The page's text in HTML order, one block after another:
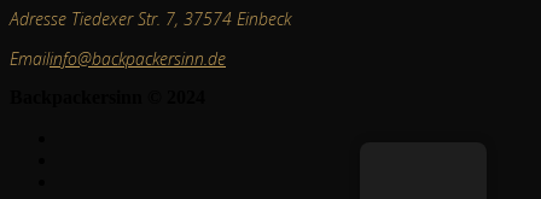
Adresse Tiedexer Str. 7, 37574 Einbeck
Emailinfo@backpackersinn.de